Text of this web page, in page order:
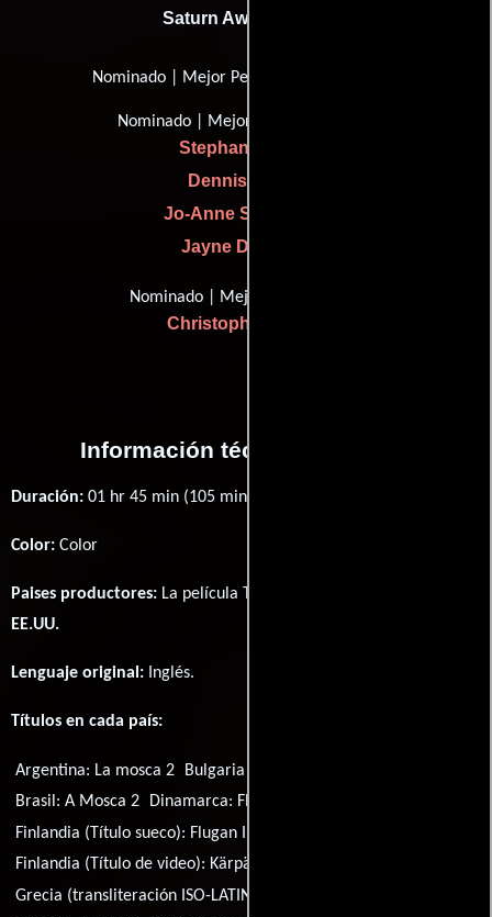
Saturn Award (1991)
Nominado | Mejor Película de terror
Nominado | Mejor maquillaje
Stephan Dupuis
Dennis Pawlik
Jo-Anne Smith-Ojeil
Jayne Dancose
Nominado | Mejor música
Christopher Young
Información técnica y general
Duración: 01 hr 45 min (105 minutos) .
Color: Color
Paises productores: La película The Fly II fué producida en
EE.UU.
Lenguaje original: Inglés.
Títulos en cada país:
Argentina: La mosca 2 Bulgaria (título búlgaro):
Brasil:A Mosca 2 Dinamarca: Fluen 2
Finlandia (Título sueco): Flugan II
Finlandia (Título de video): Kärpänen II
Grecia (transliteración ISO-LATIN-1):